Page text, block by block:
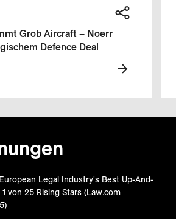
Grob Aircraft – Noerr
Defence Deal
Legal Industry's Best Up-And-
von 25 Rising Stars (Law.com